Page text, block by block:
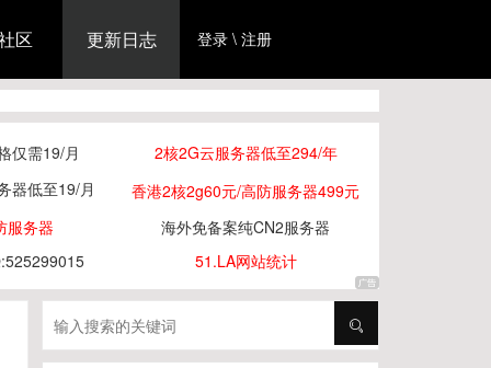
区 更新日志 登录 \ 注册
仅需19/月
2核2G云服务器低至294/年
器低至19/月
香港2核2g60元/高防服务器499元
服务器
海外免备案纯CN2服务器
51.LA网站统计